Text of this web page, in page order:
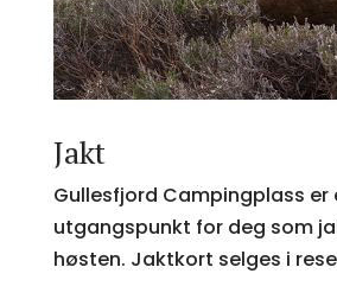
Jakt
Gullesfjord Campingplass
utgangspunkt for deg som
høsten. Jaktkort selges i